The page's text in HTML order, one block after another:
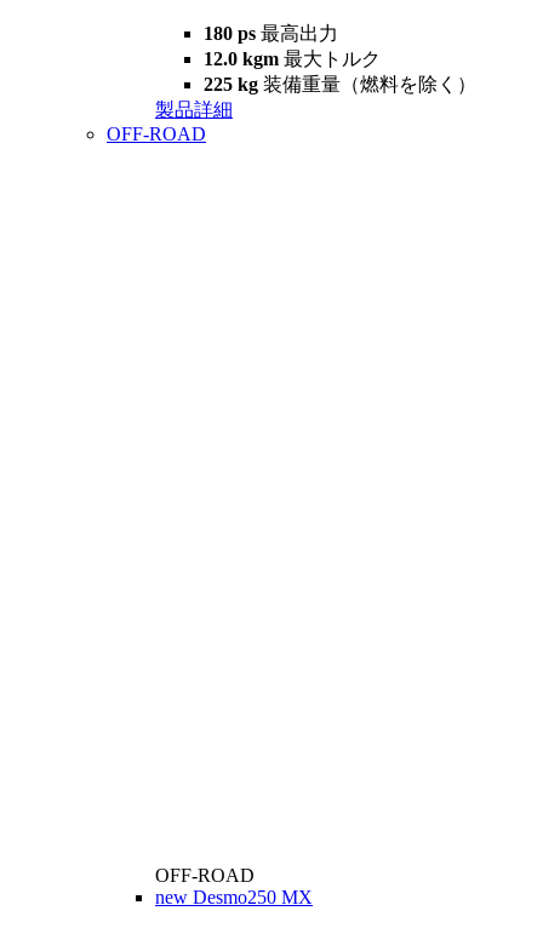
180 ps 最高出力
12.0 kgm 最大トルク
225 kg 装備重量（燃料を除く）
製品詳細
OFF-ROAD
OFF-ROAD
new Desmo250 MX